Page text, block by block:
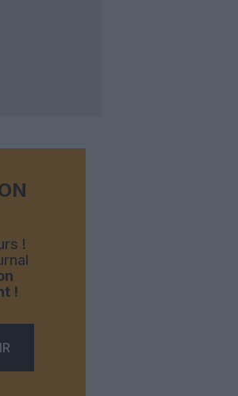
!
!